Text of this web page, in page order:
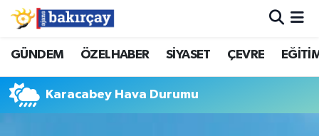
GÜNDEM ÖZELHABER SİYASET ÇEVRE
Karacabey Hava Durumu
İzmir Nöbetçi Eczaneler
İzmir Hava Durumu